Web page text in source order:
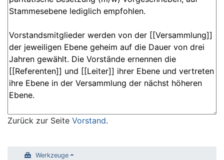
Zurück zur Seite Vorstand.
Werkzeuge